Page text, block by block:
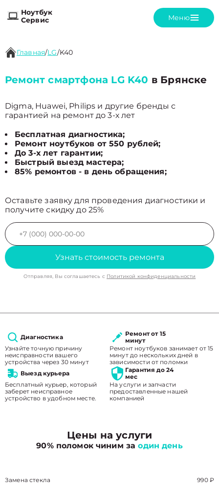
Ноутбук
Сервис
Меню
Главная/LG/K40
Ремонт смартфона LG K40 в Брянске
Digma, Huawei, Philips и другие бренды с
гарантией на ремонт до 3-х лет
Бесплатная диагностика;
Ремонт ноутбуков от 550 рублей;
До 3-х лет гарантии;
Быстрый выезд мастера;
85% ремонтов - в день обращения;
Оставьте заявку для проведения диагностики и
получите скидку до 25%
Узнать стоимость ремонта
Отправляя, Вы соглашаетесь с Политикой конфиденциальности
Диагностика
Узнайте точную причину
неисправности вашего
устройства через 30 минут
Ремонт от 15
минут
Ремонт ноутбуков занимает от 15
минут до нескольких дней в
зависимости от поломки
Выезд курьера
Бесплатный курьер, который
заберет неисправное
устройство в удобном месте.
Гарантия до 24
мес
На услуги и запчасти
предоставленные нашей
компанией
Цены на услуги
90% поломок чиним заодин день
Замена стекла 990 ₽